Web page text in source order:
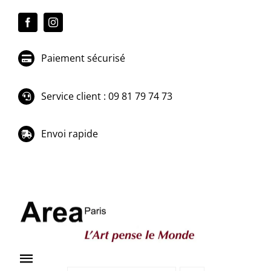
Paiement sécurisé
Service client : 09 81 79 74 73
Envoi rapide